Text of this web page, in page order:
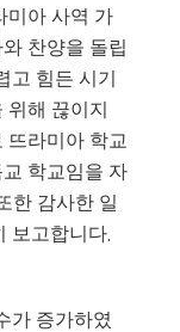
미아 사역 가
찬양을 돌립
고 힘든 시기
해 끊이지
뜨라미아 학교
학교임을 자
한 감사한 일
보고합니다.
가 증가하였